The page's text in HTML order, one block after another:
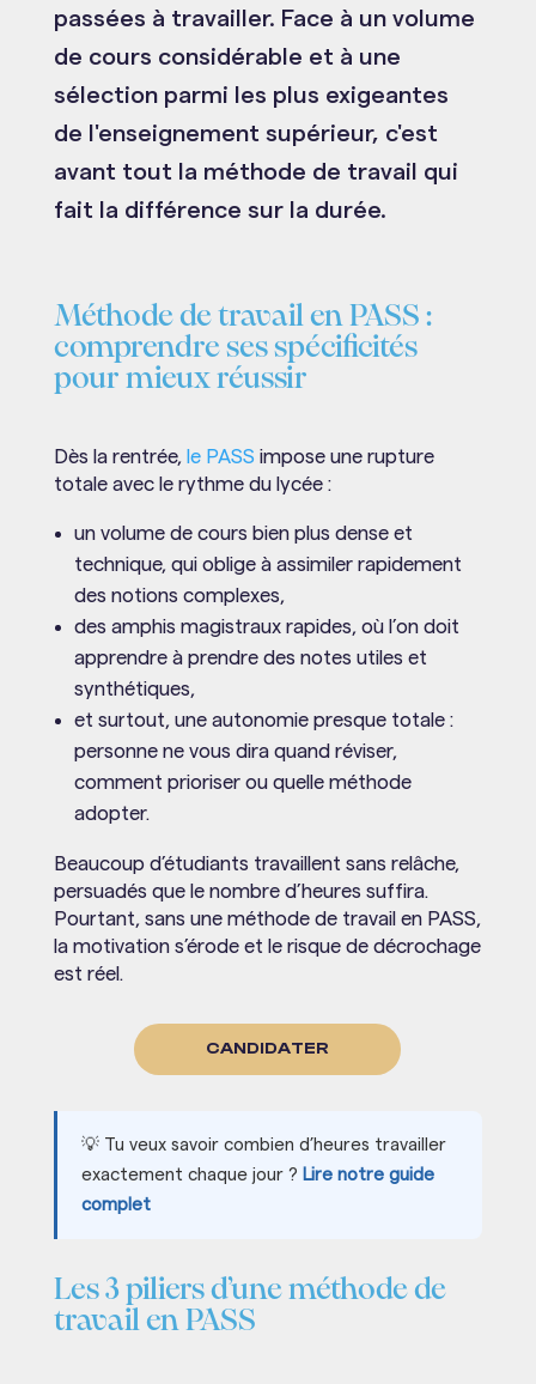
passées à travailler. Face à un volume
de cours considérable et à une
sélection parmi les plus exigeantes
de l'enseignement supérieur, c'est
avant tout la méthode de travail qui
fait la différence sur la durée.
Méthode de travail en PASS :
comprendre ses spécificités
pour mieux réussir
Dès la rentrée, le PASS impose une rupture
totale avec le rythme du lycée :
un volume de cours bien plus dense et
technique, qui oblige à assimiler rapidement
des notions complexes,
des amphis magistraux rapides, où l’on doit
apprendre à prendre des notes utiles et
synthétiques,
et surtout, une autonomie presque totale :
personne ne vous dira quand réviser,
comment prioriser ou quelle méthode
adopter.
Beaucoup d’étudiants travaillent sans relâche,
persuadés que le nombre d’heures suffira.
Pourtant, sans une méthode de travail en PASS,
la motivation s’érode et le risque de décrochage
est réel.
CANDIDATER
💡 Tu veux savoir combien d’heures travailler
exactement chaque jour ? Lire notre guide
complet
Les 3 piliers d’une méthode de
travail en PASS